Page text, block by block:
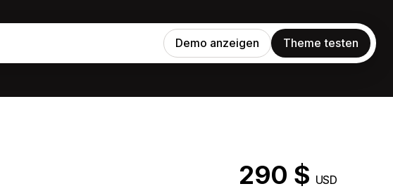
Demo anzeigen Theme testen
290 $ USD